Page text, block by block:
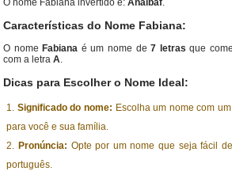
O nome Fabiana invertido é:Anaibaf.
Características do Nome Fabiana:
O nome Fabiana é um nome de7 letras que
com a letraA.
Dicas para Escolher o Nome Ideal:
Significado do nome: Escolha um nome com
para você e sua família.
Pronúncia: Opte por um nome que seja fácil
português.